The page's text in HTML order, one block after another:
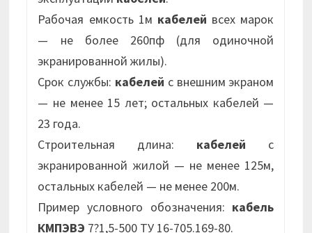
Рабочая емкость 1м кабелей всех марок
— не более 260пф (для одиночной
экранированной жилы).
Срок службы: кабелей с внешним экраном
— не менее 15 лет; остальных кабелей —
23 года.
Строительная длина: кабелей с
экранированной жилой — не менее 125м,
остальных кабелей — не менее 200м.
Пример условного обозначения: кабель
КМПЭВЭ 7?1,5-500 ТУ 16-705.169-80.